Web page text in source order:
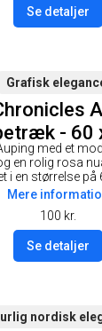
Se detaljer
Grafisk
- 60
med et
en rolig rosa
i en størrelse på
100 kr.
Se detaljer
Mere
nordisk